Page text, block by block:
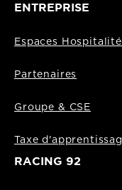
ENTREPRISE
Espaces
Partenaires
Groupe & CSE
Taxe
RACING 92